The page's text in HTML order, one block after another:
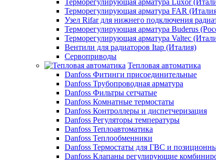
Терморегулирующая арматура Luxor
Терморегулирующая арматура FAR
Узел Rifar для нижнего подключения
Терморегулирующая арматура Buderus
Терморегулирующая арматура Valtec
Вентили для радиаторов Itap (Италия)
Сервоприводы
Тепловая автоматика
Danfoss Фитинги присоединительные
Danfoss Трубопроводная арматура
Danfoss Фильтры сетчатые
Danfoss Комнатные термостаты
Danfoss Контроллеры и диспетчеризация
Danfoss Регуляторы температуры
Danfoss Теплоавтоматика
Danfoss Теплообменники
Danfoss Термостаты для ГВС и
Danfoss Клапаны регулирующие